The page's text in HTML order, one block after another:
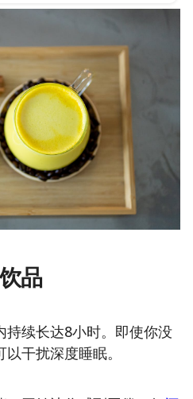
品
持续长达8小时。即使你没
干扰深度睡眠。